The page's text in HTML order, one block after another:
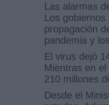
Las alarmas
Los
propagación
pandemia y
El virus dejó
Mientras en
210 millones
Desde el